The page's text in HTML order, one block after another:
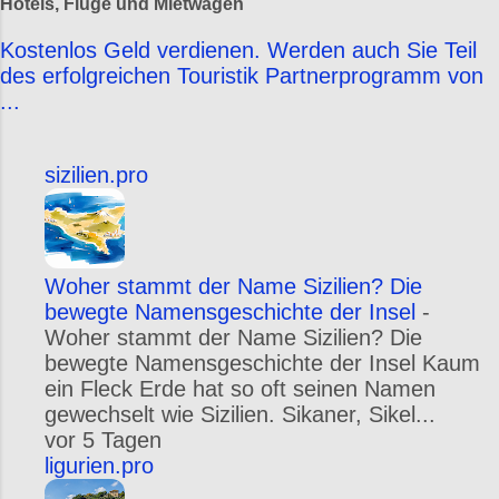
Hotels, Flüge und Mietwagen
Kostenlos Geld verdienen. Werden auch Sie Teil
des erfolgreichen Touristik Partnerprogramm von
...
sizilien.pro
Woher stammt der Name Sizilien? Die
bewegte Namensgeschichte der Insel -
Woher stammt der Name Sizilien? Die
bewegte Namensgeschichte der Insel Kaum
ein Fleck Erde hat so oft seinen Namen
gewechselt wie Sizilien. Sikaner, Sikel...
vor 5 Tagen
ligurien.pro